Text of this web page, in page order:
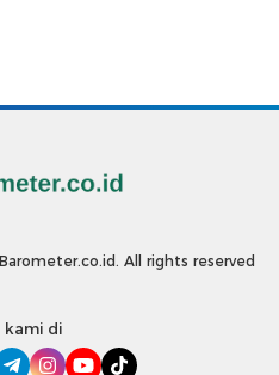
All rights reserved
di